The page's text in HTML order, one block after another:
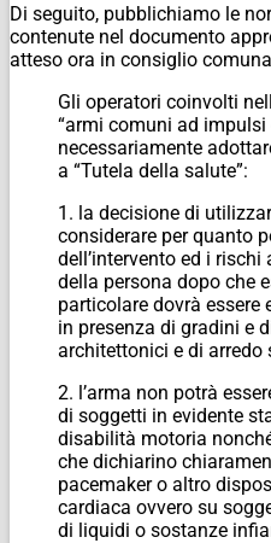
Di seguito, pubblichiamo le
contenute nel documento
atteso ora in consiglio
Gli operatori coinvolti
“armi comuni ad impulsi
necessariamente
a “Tutela della salute”:
1. la decisione di
considerare per quanto
dell’intervento ed i
della persona dopo che
particolare dovrà essere
in presenza di gradini e
architettonici e di
2. l’arma non potrà
di soggetti in evidente
disabilità motoria
che dichiarino
pacemaker o altro
cardiaca ovvero su
di liquidi o sostanze